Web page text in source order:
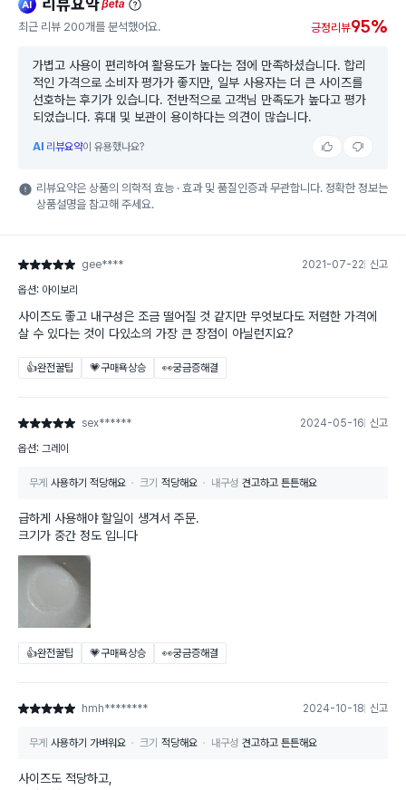
ai beta
최근 리뷰 200개를 분석했어요. 긍정리뷰95%
가볍고 사용이 편리하여 활용도가 높다는 점에 만족하셨습니다. 합리
적인 가격으로 소비자 평가가 좋지만, 일부 사용자는 더 큰 사이즈를
선호하는 후기가 있습니다. 전반적으로 고객님 만족도가 높다고 평가
되었습니다. 휴대 및 보관이 용이하다는 의견이 많습니다.
AI 리뷰요약이 유용했나요?
리뷰요약은 상품의 의학적 효능 · 효과 및 품질인증과 무관합니다. 정확한 정보는
상품설명을 참고해 주세요.
별점 5점 gee**** 2021-07-22 신고
옵션: 아이보리
사이즈도 좋고 내구성은 조금 떨어질 것 같지만 무엇보다도 저렴한 가격에
살 수 있다는 것이 다있소의 가장 큰 장점이 아닐런지요?
👍완전꿀팁 💗구매욕상승 👀궁금증해결
별점 5점 sex****** 2024-05-16 신고
옵션: 그레이
무게 사용하기 적당해요 크기 적당해요 내구성 견고하고 튼튼해요
급하게 사용해야 할일이 생겨서 주문.
크기가 중간 정도 입니다
👍완전꿀팁 💗구매욕상승 👀궁금증해결
별점 5점 hmh******** 2024-10-18 신고
무게 사용하기 가벼워요 크기 적당해요 내구성 견고하고 튼튼해요
사이즈도 적당하고,